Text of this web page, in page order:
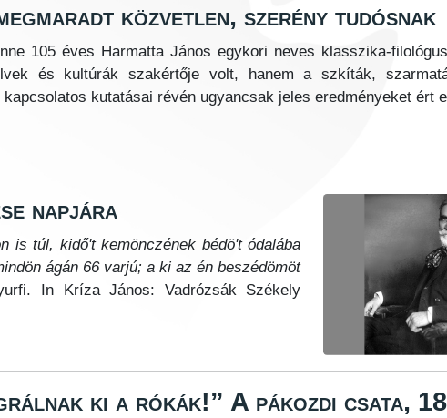
közvetlen, szerény tudósnak
105 éves Harmatta János egykori neves klasszika-
és kultúrák szakértője volt, hanem a szkíták,
kutatásai révén ugyancsak jeles eredményeket ért
napjára
is túl, kidő't kemönczének bédö't ódalába
ágán 66 varjú; a ki az én beszédömöt
In Kríza János: Vadrózsák Székely
ki a rókák!” A pákozdi csata,